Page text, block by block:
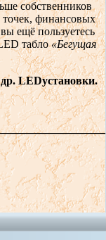
собственников
финансовых
ещё пользуетесь
табло«Бегущая
LEDустановки.